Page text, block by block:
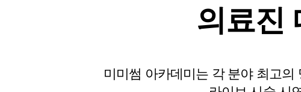
의료진
미미썸 아카데미는 각 분야 최고